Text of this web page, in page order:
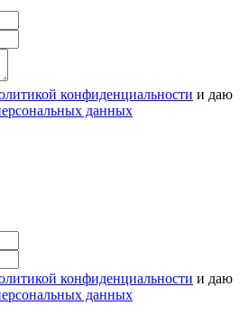
конфиденциальности и даю
данных
конфиденциальности и даю
данных